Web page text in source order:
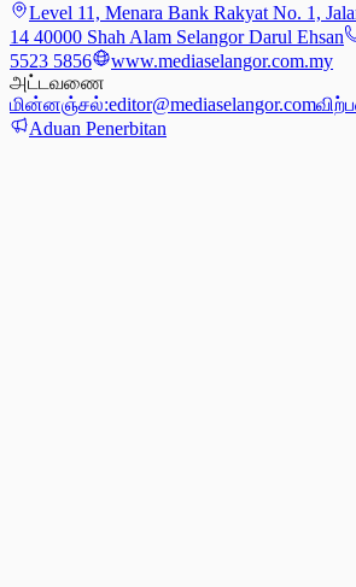
Level 11, Menara Bank Rakyat No. 1,
14 40000 Shah Alam Selangor Darul Ehsan
5523 5856
www.mediaselangor.com.my
அட்டவணை
மின்னஞ்சல்:editor@mediaselangor.com
Aduan Penerbitan